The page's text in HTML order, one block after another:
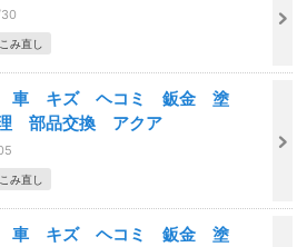
み直し
車 キズ ヘコミ 鈑金 塗
部品交換 アクア
み直し
車 キズ ヘコミ 鈑金 塗